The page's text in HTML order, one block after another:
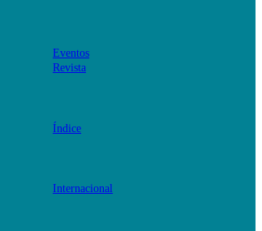
Eventos
Revista
Índice
Internacional